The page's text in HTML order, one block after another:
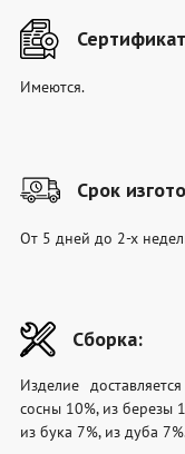
Имеются.
Срок
От 5 дней до 2-х
Сборка:
Изделие
сосны 10%, из березы
из бука 7%, из дуба